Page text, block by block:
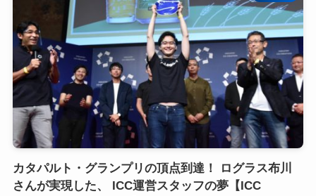
カタパルト・グランプリの頂点到達！ ログラス布川
さんが実現した、 ICC運営スタッフの夢【ICC